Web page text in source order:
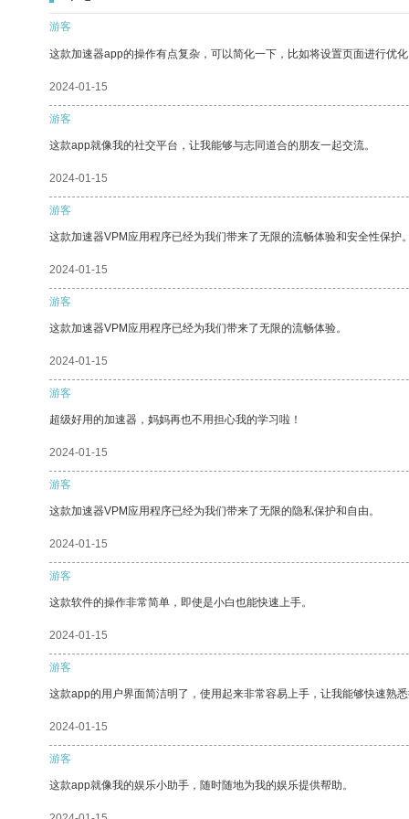
游客
这款加速器app的操作有点复杂，可以简化一下，比如将设置页面进行优
2024-01-15
游客
这款app就像我的社交平台，让我能够与志同道合的朋友一起交流。
2024-01-15
游客
这款加速器VPM应用程序已经为我们带来了无限的流畅体验和安全性保护
2024-01-15
游客
这款加速器VPM应用程序已经为我们带来了无限的流畅体验。
2024-01-15
游客
超级好用的加速器，妈妈再也不用担心我的学习啦！
2024-01-15
游客
这款加速器VPM应用程序已经为我们带来了无限的隐私保护和自由。
2024-01-15
游客
这款软件的操作非常简单，即使是小白也能快速上手。
2024-01-15
游客
这款app的用户界面简洁明了，使用起来非常容易上手，让我能够快速熟
2024-01-15
游客
这款app就像我的娱乐小助手，随时随地为我的娱乐提供帮助。